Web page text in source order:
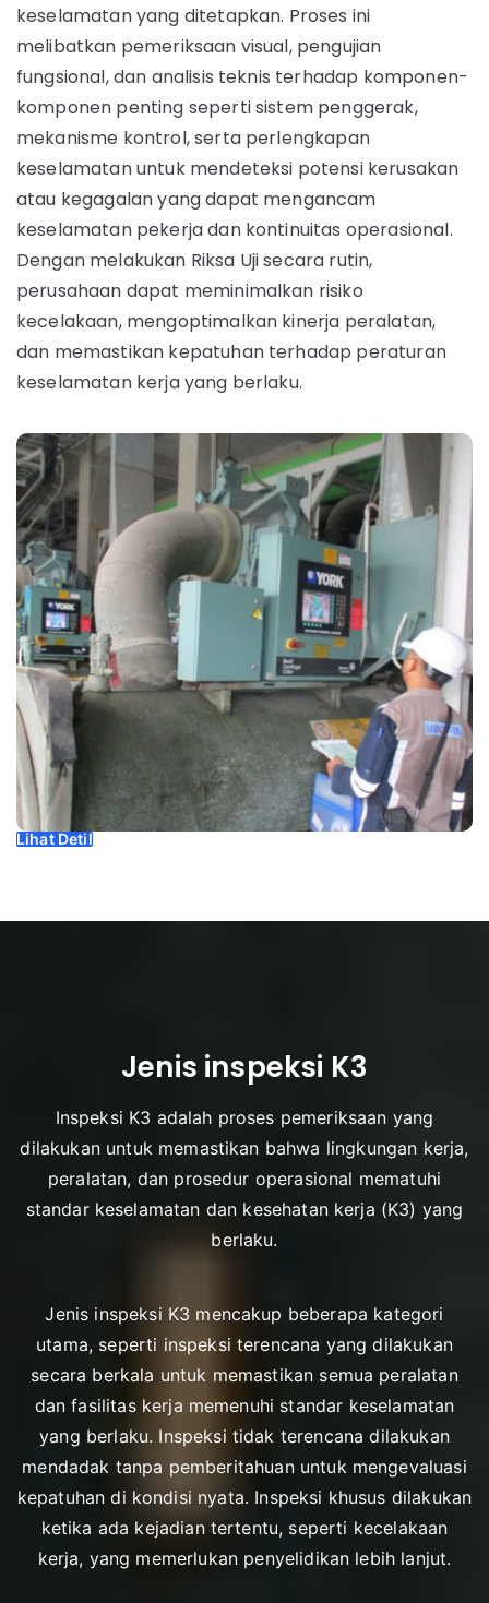
keselamatan yang ditetapkan. Proses ini
melibatkan pemeriksaan visual, pengujian
fungsional, dan analisis teknis terhadap komponen-
komponen penting seperti sistem penggerak,
mekanisme kontrol, serta perlengkapan
keselamatan untuk mendeteksi potensi kerusakan
atau kegagalan yang dapat mengancam
keselamatan pekerja dan kontinuitas operasional.
Dengan melakukan Riksa Uji secara rutin,
perusahaan dapat meminimalkan risiko
kecelakaan, mengoptimalkan kinerja peralatan,
dan memastikan kepatuhan terhadap peraturan
keselamatan kerja yang berlaku.
Lihat Detil
Jenis inspeksi K3
Inspeksi K3 adalah proses pemeriksaan yang
dilakukan untuk memastikan bahwa lingkungan kerja,
peralatan, dan prosedur operasional mematuhi
standar keselamatan dan kesehatan kerja (K3) yang
berlaku.
Jenis inspeksi K3 mencakup beberapa kategori
utama, seperti inspeksi terencana yang dilakukan
secara berkala untuk memastikan semua peralatan
dan fasilitas kerja memenuhi standar keselamatan
yang berlaku. Inspeksi tidak terencana dilakukan
mendadak tanpa pemberitahuan untuk mengevaluasi
kepatuhan di kondisi nyata. Inspeksi khusus dilakukan
ketika ada kejadian tertentu, seperti kecelakaan
kerja, yang memerlukan penyelidikan lebih lanjut.